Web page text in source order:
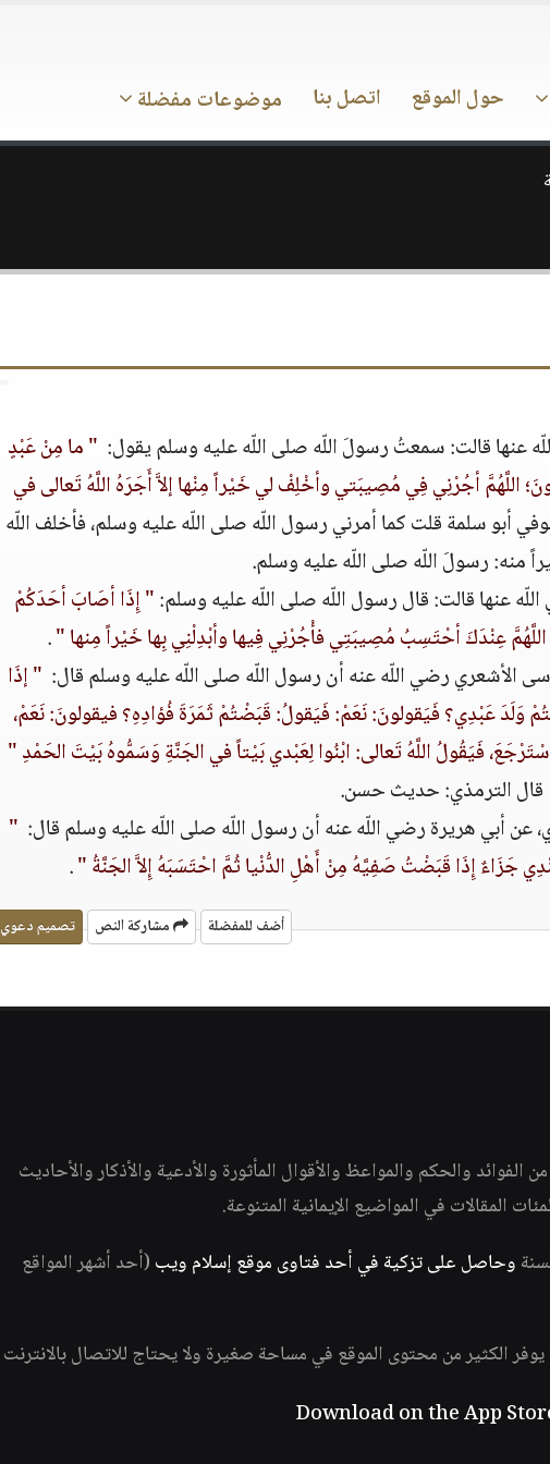
حول الموقع اتصل بنا موضوعات مفضلة
قالت‏:‏ سمعتُ رسولَ اللّه صلى اللّه عليه وسلم يقول‏:‏ " ‏ما مِنْ عَبْدٍ
اللَّهُمَّ أجُرْنِي فِي مُصِيبَتي وأخْلِفْ لي خَيْراً مِنْها إلاَّ أَجَرَهُ اللَّهُ تَعالى في
أبو سلمة قلت كما أمرني رسول اللّه صلى اللّه عليه وسلم، فأخلف اللّه
منه‏:‏ رسولَ اللّه صلى اللّه عليه وسلم‏.‏
عنها قالت‏:‏ قال رسول اللّه صلى اللّه عليه وسلم‏:‏‏" ‏إِذَا أصَابَ أحَدَكُمْ
اللَّهُمَّ عِنْدَكَ أحْتَسِبُ مُصِيبَتِي فأْجُرْنِي فِيها وأبْدِلْنِي بِها خَيْراً مِنها‏ "‏‏.‏
الأشعري رضي اللّه عنه أن رسول اللّه صلى اللّه عليه وسلم قال‏:‏ " ‏إذَا
وَلَدَ عَبْدِي‏؟‏ فَيَقولونَ‏:‏ نَعَمْ‏:‏ فَيَقولُ‏:‏ قَبَضْتُمْ ثَمَرَةَ فُؤادِهِ‏؟‏ فيقولونَ‏:‏ نَعَمْ،
فَيَقُولُ اللَّهُ تَعالى‏:‏ ابْنُوا لِعَبْدي بَيْتاً في الجَنَّةِ وَسَمُّوهُ بَيْتَ الحَمْدِ‏ "
قال الترمذي‏:‏ حديث حسن‏.‏
أبي هريرة رضي اللّه عنه أن رسول اللّه صلى اللّه عليه وسلم قال‏:‏ "
جَزَاءٌ إِذَا قَبَضْتُ صَفِيَّهُ مِنْ أَهْلِ الدُّنْيا ثُمَّ احْتَسَبَهُ إِلاَّ الجَنَّةُ‏ "‏‏.‏‏
أضف للمفضلة مشاركة النص تصميم دعوي
والحكم والمواعظ والأقوال المأثورة والأدعية والأذكار والأحاديث
المقالات في المواضيع الإيمانية المتنوعة.
وحاصل على تزكية في أحد فتاوى موقع إسلام ويب (أحد أشهر المواقع
يوفر الكثير من محتوى الموقع في مساحة صغيرة ولا يحتاج للاتصال بالانترنت